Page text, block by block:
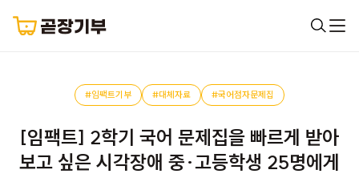
#임팩트기부 #대체자료 #국어점자문제집
[임팩트] 2학기 국어 문제집을 빠르게 받아
보고 싶은 시각장애 중·고등학생 25명에게